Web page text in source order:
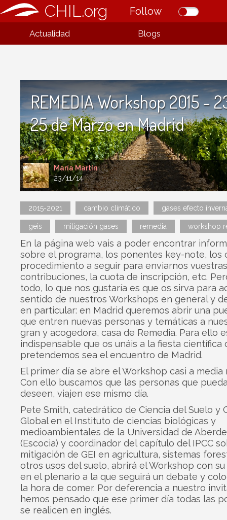
CHIL.org Follow
Actualidad Blogs
María Martín
23/11/14
REMEDIA Workshop 2015 -
25 de Marzo en Madrid
2015-2021 cambio climático gases efecto
geis mitigación gases remedia workshop
En la página web vais a poder encontrar
sobre el programa, los ponentes key-note, los
procedimiento a seguir para enviarnos vuestras
contribuciones, la cuota de inscripción, etc.
todo, lo que nos gustaría es que os sirva para
sentido de nuestros Workshops en general y
en particular: en Madrid queremos abrir una
que entren nuevas personas y temáticas a
gran y acogedora, casa de Remedia. Para ello
indispensable que os unáis a la fiesta científica
pretendemos sea el encuentro de Madrid.
El primer día se abre el Workshop casi a media
Con ello buscamos que las personas que
deseen, viajen ese mismo día.
Pete Smith, catedrático de Ciencia del Suelo y
Global en el Instituto de ciencias biológicas y
medioambientales de la Universidad de
(Escocia) y coordinador del capítulo del IPCC
mitigación de GEI en agricultura, sistemas
otros usos del suelo, abrirá el Workshop con
en el plenario a la que seguirá un debate y
la hora de comer. Por deferencia a nuestro
hemos pensado que ese primer día todas las
se realicen en inglés.